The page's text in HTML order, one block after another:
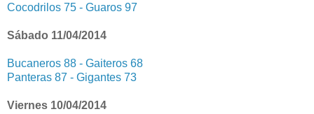
Cocodrilos 75 - Guaros 97
Sábado 11/04/2014
Bucaneros 88 - Gaiteros 68
Panteras 87 - Gigantes 73
Viernes 10/04/2014